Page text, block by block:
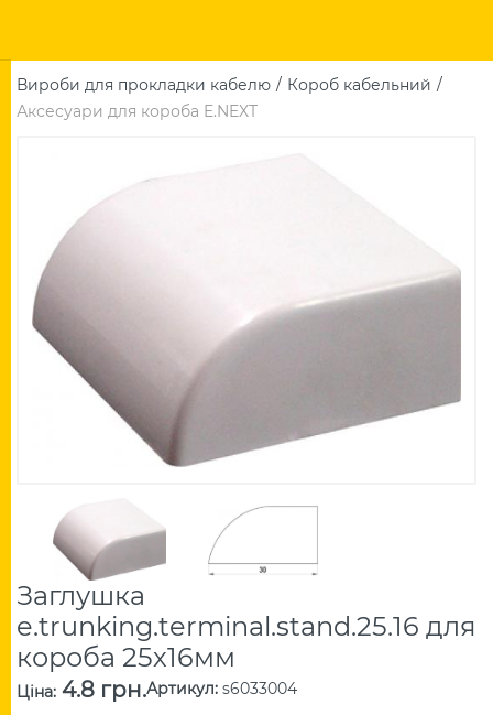
Вироби для прокладки кабелю
Короб кабельний
Аксесуари для короба E.NEXT
Заглушка
e.trunking.terminal.stand.25.16 для
короба 25х16мм
Ціна: 4.8 грн.Артикул: s6033004